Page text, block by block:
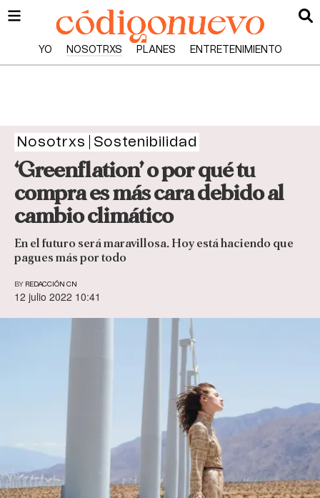
YO NOSOTRXS PLANES ENTRETENIMIENTO
Nosotrxs Sostenibilidad
‘Greenflation’ o por qué tu
compra es más cara debido al
cambio climático
En el futuro será maravillosa. Hoy está haciendo que
pagues más por todo
BY REDACCIÓN CN
12 julio 2022 10:41